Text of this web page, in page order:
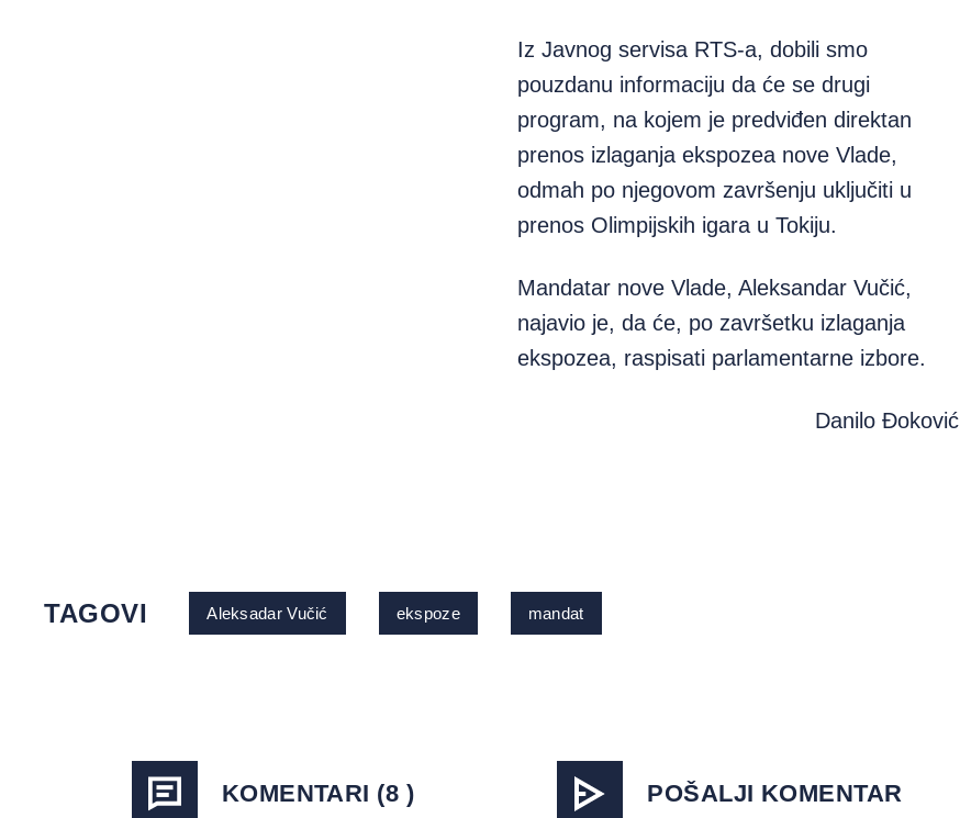
Iz Javnog servisa RTS-a, dobili smo
pouzdanu informaciju da će se drugi
program, na kojem je predviđen direktan
prenos izlaganja ekspozea nove Vlade,
odmah po njegovom završenju uključiti u
prenos Olimpijskih igara u Tokiju.
Mandatar nove Vlade, Aleksandar Vučić,
najavio je, da će, po završetku izlaganja
ekspozea, raspisati parlamentarne izbore.
Danilo Đoković
TAGOVI Aleksadar Vučić ekspoze mandat
KOMENTARI (8 ) POŠALJI KOMENTAR